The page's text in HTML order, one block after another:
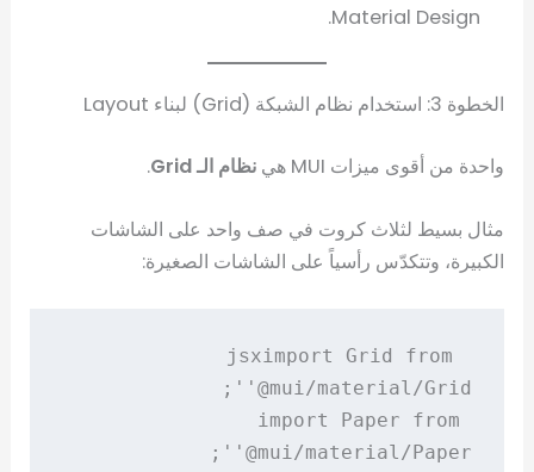
Material Design.
الخطوة 3: استخدام نظام الشبكة (Grid) لبناء Layout
واحدة من أقوى ميزات MUI هي نظام الـ Grid .
مثال بسيط لثلاث كروت في صف واحد على الشاشات
الكبيرة، وتتكدّس رأسياً على الشاشات الصغيرة:
jsximport Grid from
import Paper from